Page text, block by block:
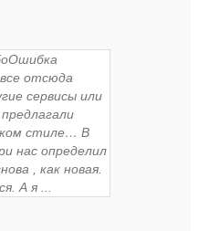
отсюда
сервисы или
стиле… В
нас определил
, как новая.
А я ...